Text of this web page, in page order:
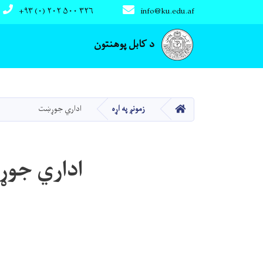
د کابل پوهنتون
info@ku.edu.af +۹۳ (۰) ۲۰۲ ۵۰۰ ۳۲۶
Main navigation
کور زمونږ په اړه اداري جوړښت
اداري